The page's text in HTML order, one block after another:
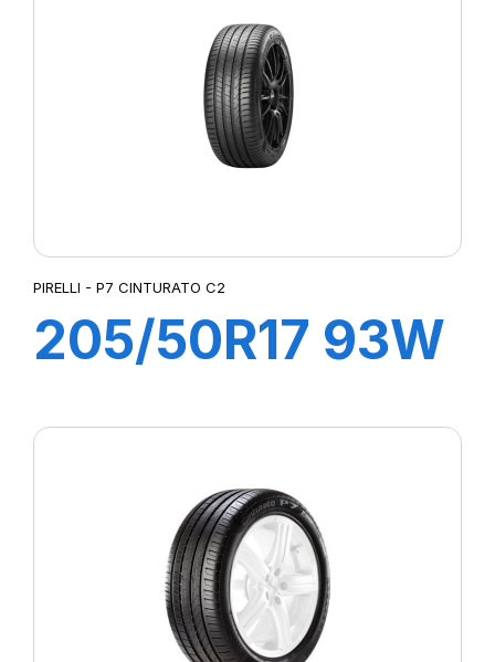
PIRELLI - P7 CINTURATO C2
205/50R17 93W